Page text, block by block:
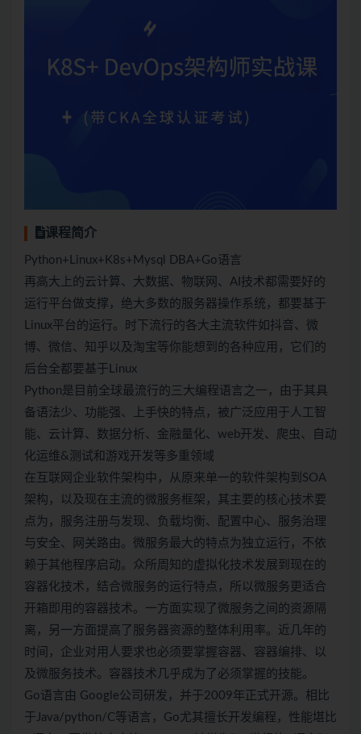
课程简介
Python+Linux+K8s+Mysql DBA+Go语言
再高大上的云计算、大数据、物联网、AI技术都需要好的
运行平台做支撑，绝大多数的服务器操作系统，都要基于
Linux平台的运行。时下流行的各大主流软件如抖音、微
博、微信、知乎以及淘宝等你能想到的各种应用，它们的
后台全都要基于Linux
Python是目前全球最流行的三大编程语言之一，由于其具
备语法少、功能强、上手快的特点，被广泛应用于人工智
能、云计算、数据分析、金融量化、web开发、爬虫、自动
化运维&测试和游戏开发等多重领域
在互联网企业软件架构中，从原来单一的软件架构到SOA
架构，以及现在主流的微服务框架，其主要的核心技术要
点为，服务注册与发现、负载均衡、配置中心、服务治理
与安全、网关路由。微服务最大的特点为独立运行，不依
赖于其他程序启动。众所周知的虚拟化技术发展到现在的
容器化技术，结合微服务的运行特点，所以微服务更适合
开箱即用的容器技术。一方面实现了微服务之间的资源隔
离，另一方面提高了服务器资源的整体利用率。近几年的
时间，企业对用人要求也必须要掌握容器、容器编排、以
及微服务技术。容器技术几乎成为了必须掌握的技能。
Go语言由 Google公司研发，并于2009年正式开源。相比
于Java/python/C等语言，Go尤其擅长开发编程，性能堪比